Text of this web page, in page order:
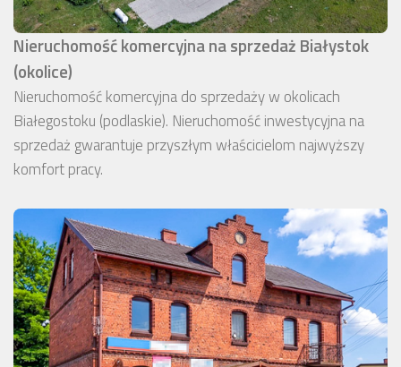
Nieruchomość komercyjna na sprzedaż Białystok
(okolice)
Nieruchomość komercyjna do sprzedaży w okolicach
Białegostoku (podlaskie). Nieruchomość inwestycyjna na
sprzedaż gwarantuje przyszłym właścicielom najwyższy
komfort pracy.